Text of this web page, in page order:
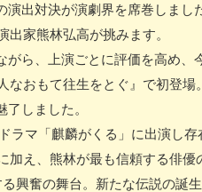
出対決が演劇界を席巻しまし
家熊林弘高が挑みます。
がら、上演ごとに評価を高め
なおもて往生をとぐ』で初登
しました。
ラマ「麒麟がくる」に出演し
加え、熊林が最も信頼する俳
奮の舞台。新たな伝説の誕生